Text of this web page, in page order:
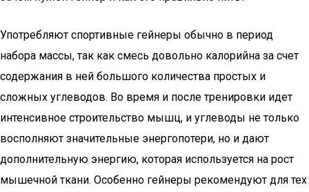
Употребляют спортивные гейнеры обычно в период
набора массы, так как смесь довольно калорийна за счет
содержания в ней большого количества простых и
сложных углеводов. Во время и после тренировки идет
интенсивное строительство мышц, и углеводы не только
восполняют значительные энергопотери, но и дают
дополнительную энергию, которая используется на рост
мышечной ткани. Особенно гейнеры рекомендуют для тех